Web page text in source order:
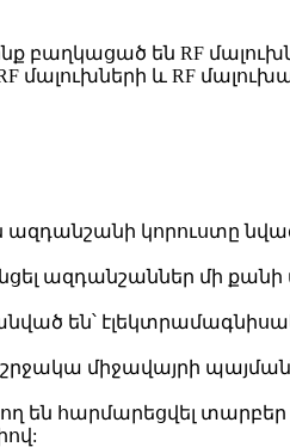
բաղկացած են RF
և RF
կորուստը
ազդանշաններ մի քանի
են՝
միջավայրի
հարմարեցվել տարբեր